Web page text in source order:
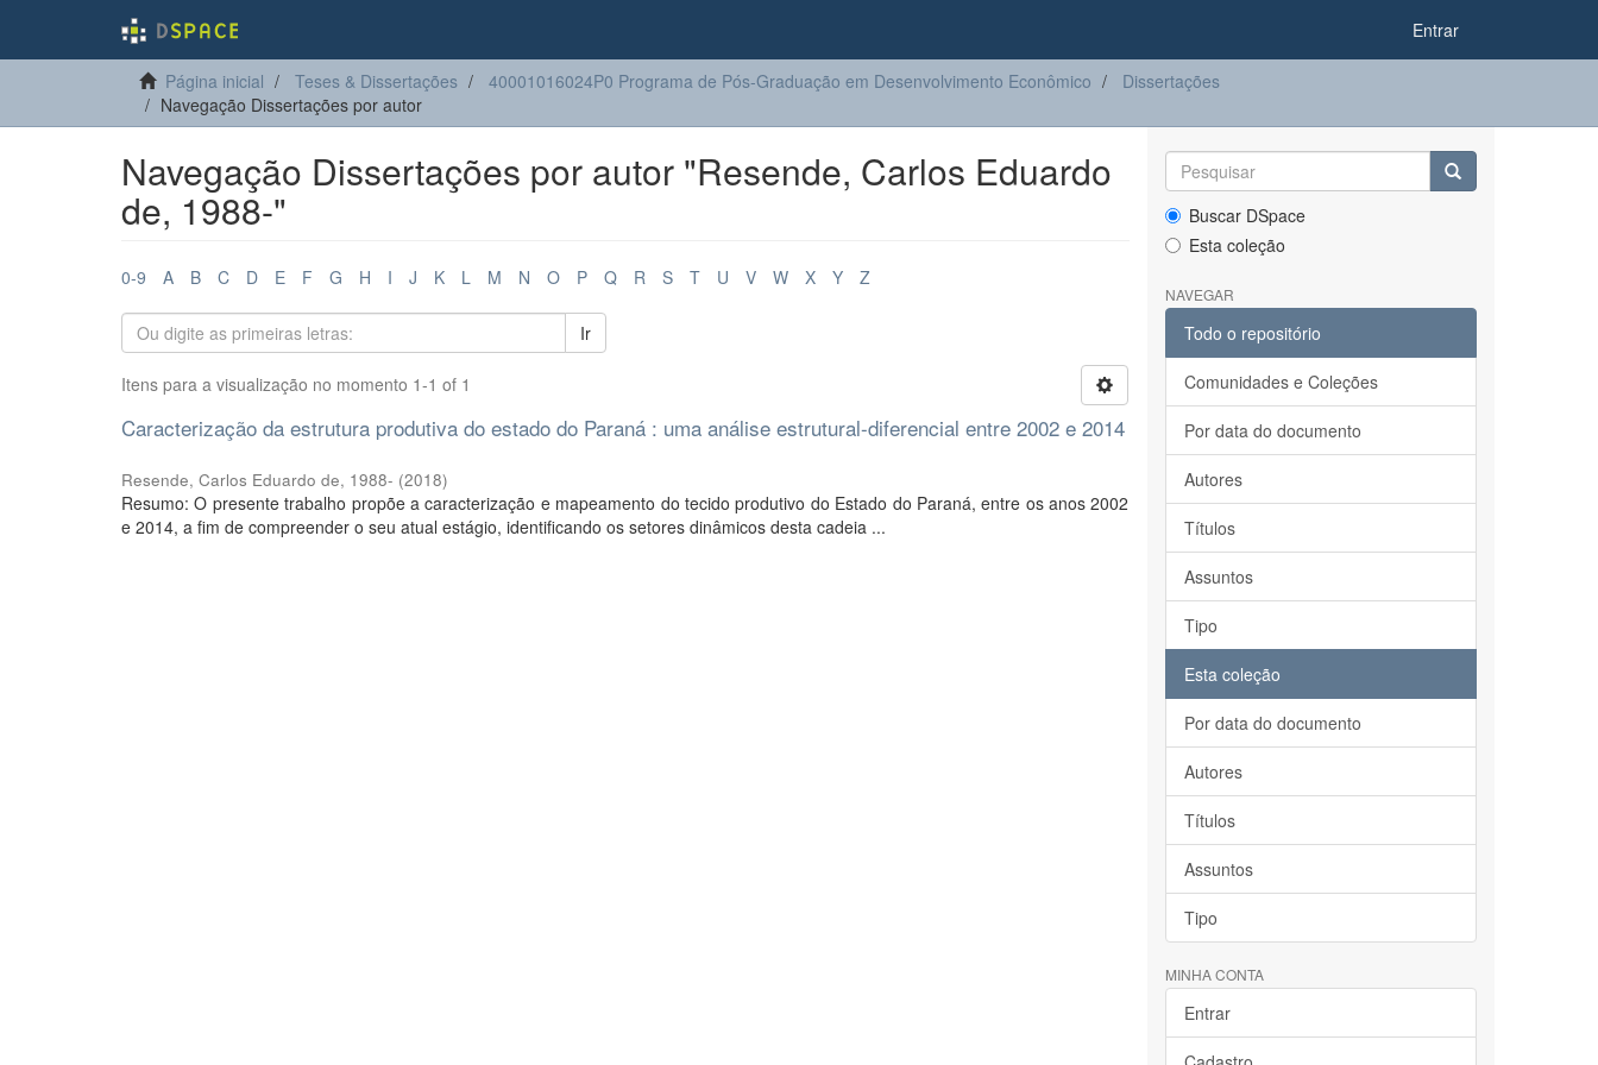
Entrar
Página inicial Teses & Dissertações 40001016024P0 Programa de Pós-Graduação em Desenvolvimento Econômico
Dissertações
Navegação Dissertações por autor
Navegação Dissertações por autor "Resende, Carlos Eduardo
de, 1988-"
0-9 A B C D E F G H I J K L M N O P Q R S T U V W X Y Z
Ir
Itens para a visualização no momento 1-1 of 1
Caracterização da estrutura produtiva do estado do Paraná : uma análise estrutural-diferencial entre 2002 e 2014
Resende, Carlos Eduardo de, 1988- (2018)
Resumo: O presente trabalho propõe a caracterização e mapeamento do tecido produtivo do Estado do Paraná, entre os anos 2002
e 2014, a fim de compreender o seu atual estágio, identificando os setores dinâmicos desta cadeia ...
Buscar DSpace
Esta coleção
NAVEGAR
Todo o repositório
Comunidades e Coleções
Por data do documento
Autores
Títulos
Assuntos
Tipo
Esta coleção
Por data do documento
Autores
Títulos
Assuntos
Tipo
MINHA CONTA
Entrar